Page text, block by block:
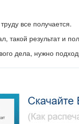
все получается.
такой результат и
дела, нужно